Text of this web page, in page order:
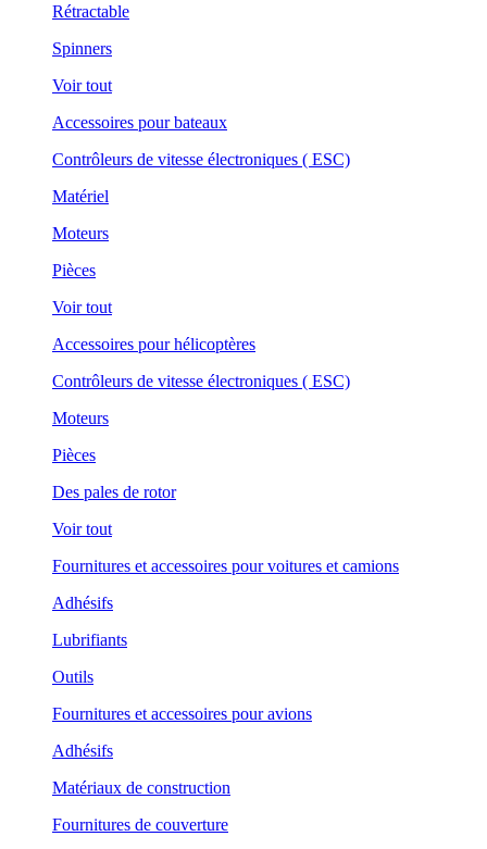
Rétractable
Spinners
Voir tout
Accessoires pour bateaux
Contrôleurs de vitesse électroniques ( ESC)
Matériel
Moteurs
Pièces
Voir tout
Accessoires pour hélicoptères
Contrôleurs de vitesse électroniques ( ESC)
Moteurs
Pièces
Des pales de rotor
Voir tout
Fournitures et accessoires pour voitures et camions
Adhésifs
Lubrifiants
Outils
Fournitures et accessoires pour avions
Adhésifs
Matériaux de construction
Fournitures de couverture